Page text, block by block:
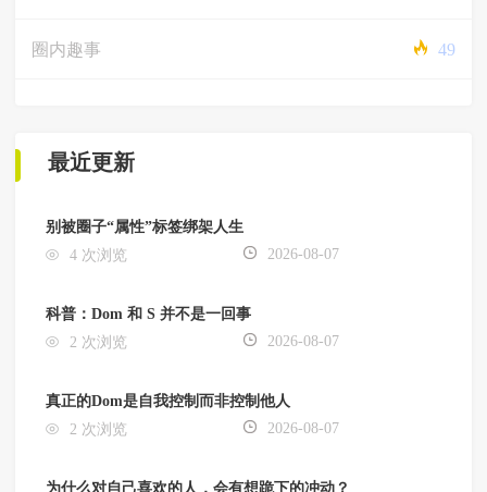
圈内趣事 49
最近更新
别被圈子“属性”标签绑架人生
4 次浏览
2026-08-07
科普：Dom 和 S 并不是一回事
2 次浏览
2026-08-07
真正的Dom是自我控制而非控制他人
2 次浏览
2026-08-07
为什么对自己喜欢的人，会有想跪下的冲动？